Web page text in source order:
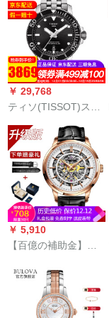
を透かして防水しま
す。
￥ 29,768
ティソ(TISSOT)ス男
動機械腕時計スポツ
ーダイバーズウォー
ク男T 120.4.7.11
1.051.00
￥ 5,910
【百億の補助金】プ
（PLAYBOY）腕時計
男性機械表の透かし
彫りの超薄型防水原